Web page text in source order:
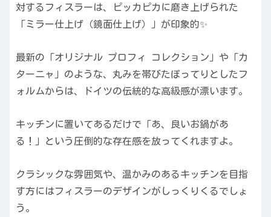
対するフィスラーは、ピッカピカに磨き上げられた
「ミラー仕上げ（鏡面仕上げ）」が印象的✨
最新の「オリジナル プロフィ コレクション」や「カ
ターニャ」のような、丸みを帯びたぽってりとしたフ
ォルムからは、ドイツの伝統的な高級感が漂います。
キッチンに置いてあるだけで「あ、良いお鍋があ
る！」という圧倒的な存在感を放ってくれますよ。
クラシックな雰囲気や、温かみのあるキッチンを目指
す方にはフィスラーのデザインがしっくりくるでしょ
う。